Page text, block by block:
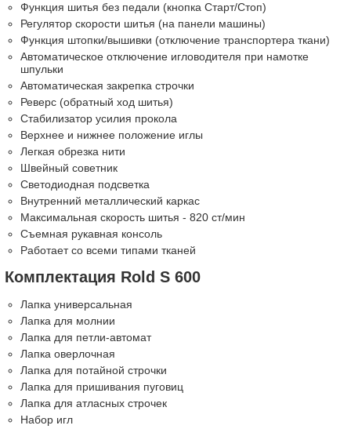
Функция шитья без педали (кнопка Старт/Стоп)
Регулятор скорости шитья (на панели машины)
Функция штопки/вышивки (отключение транспортера ткани)
Автоматическое отключение игловодителя при намотке
шпульки
Автоматическая закрепка строчки
Реверс (обратный ход шитья)
Стабилизатор усилия прокола
Верхнее и нижнее положение иглы
Легкая обрезка нити
Швейный советник
Светодиодная подсветка
Внутренний металлический каркас
Максимальная скорость шитья - 820 ст/мин
Съемная рукавная консоль
Работает со всеми типами тканей
Комплектация Rold S 600
Лапка универсальная
Лапка для молнии
Лапка для петли-автомат
Лапка оверлочная
Лапка для потайной строчки
Лапка для пришивания пуговиц
Лапка для атласных строчек
Набор игл